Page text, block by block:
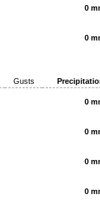
0
0
Gusts
0
0
0
0